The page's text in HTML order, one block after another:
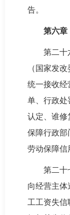
告。
第六
第二十
（国家发
统一接收经
单、行政处
认定、谁修
保障行政部
劳动保障信
第二
向经营主体
工工资失